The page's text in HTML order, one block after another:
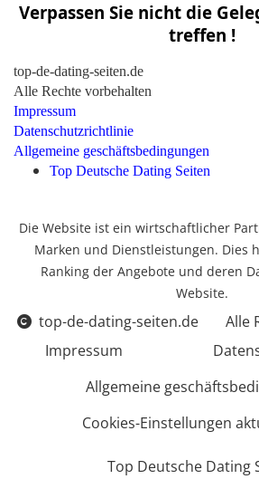
Verpassen Sie nicht die
treffen !
top-de-dating-seiten.de
Alle Rechte vorbehalten
Impressum
Datenschutzrichtlinie
Allgemeine geschäftsbedingungen
Top Deutsche Dating Seiten
Die Website ist ein wirtschaftlicher
Marken und Dienstleistungen. Dies
Ranking der Angebote und deren
Website.
top-de-dating-seiten.de
Alle
Impressum
Allgemeine
Cookies-Einstellungen
Top Deutsche Dating